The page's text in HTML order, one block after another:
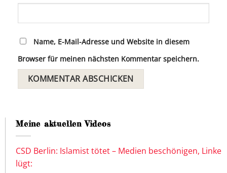
Name, E-Mail-Adresse und Website in diesem
Browser für meinen nächsten Kommentar speichern.
Meine aktuellen Videos
CSD Berlin: Islamist tötet – Medien beschönigen, Linke
lügt: